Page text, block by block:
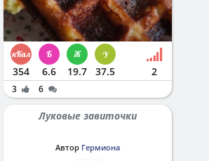
354 6.6 19.7 37.5 2
3 6
Луковые завиточки
Автор Гермиона